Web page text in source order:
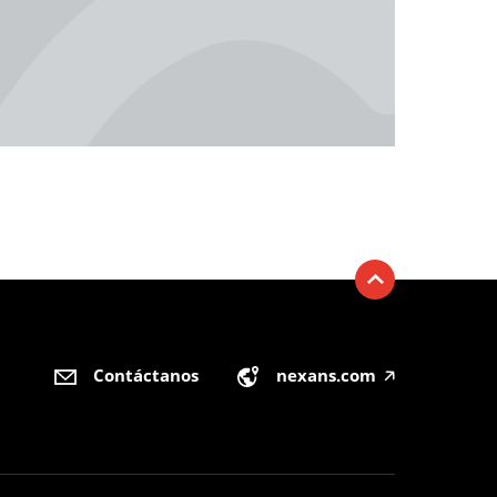
Contáctanos nexans.com 🡥